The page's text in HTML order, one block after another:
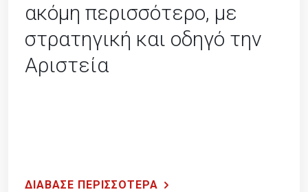
ακόμη περισσότερο, με
στρατηγική και οδηγό την
Αριστεία
ΔΙΑΒΑΣΕ ΠΕΡΙΣΣΟΤΕΡΑ